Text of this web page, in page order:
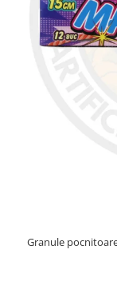
Granule